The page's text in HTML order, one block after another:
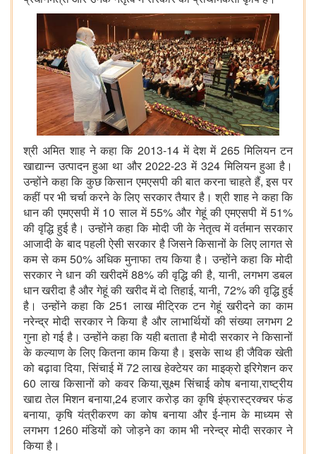
श्री अमित शाह ने कहा कि 2013-14 में देश में 265 मिलियन टन
खाद्यान्न उत्पादन हुआ था और 2022-23 में 324 मिलियन हुआ है।
उन्होंने कहा कि कुछ किसान एमएसपी की बात करना चाहते हैं, इस पर
कहीं पर भी चर्चा करने के लिए सरकार तैयार है। श्री शाह ने कहा कि
धान की एमएसपी में 10 साल में 55% और गेहूं की एमएसपी में 51%
की वृद्धि हुई है। उन्होंने कहा कि मोदी जी के नेतृत्व में वर्तमान सरकार
आजादी के बाद पहली ऐसी सरकार है जिसने किसानों के लिए लागत से
कम से कम 50% अधिक मुनाफा तय किया है। उन्होंने कहा कि मोदी
सरकार ने धान की खरीदमें 88% की वृद्धि की है, यानी, लगभग डबल
धान खरीदा है और गेहूं की खरीद में दो तिहाई, यानी, 72% की वृद्धि हुई
है। उन्होंने कहा कि 251 लाख मीट्रिक टन गेहूं खरीदने का काम
नरेन्द्र मोदी सरकार ने किया है और लाभार्थियों की संख्या लगभग 2
गुना हो गई है। उन्होंने कहा कि यही बताता है मोदी सरकार ने किसानों
के कल्याण के लिए कितना काम किया है। इसके साथ ही जैविक खेती
को बढ़ावा दिया, सिंचाई में 72 लाख हेक्‍टेयर का माइक्रो इरिगेशन कर
60 लाख किसानों को कवर किया,सूक्ष्‍म सिंचाई कोष बनाया,राष्ट्रीय
खाद्य तेल मिशन बनाया,24 हजार करोड़ का कृषि इंफ्रास्ट्रक्चर फंड
बनाया, कृषि यंत्रीकरण का कोष बनाया और ई-नाम के माध्यम से
लगभग 1260 मंडियों को जोड़ने का काम भी नरेन्द्र मोदी सरकार ने
किया है।